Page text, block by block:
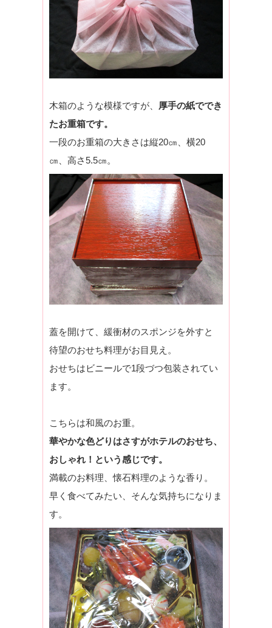
木箱のような模様ですが、 厚手の紙ででき
たお重箱です。
一段のお重箱の大きさは縦20㎝、横20
㎝、高さ5.5㎝。
蓋を開けて、緩衝材のスポンジを外すと
待望のおせち料理がお目見え。
おせちはビニールで1段づつ包装されてい
ます。
こちらは和風のお重。
華やかな色どりはさすがホテルのおせち、
おしゃれ！という感じです。
満載のお料理、懐石料理のような香り。
早く食べてみたい、そんな気持ちになりま
す。